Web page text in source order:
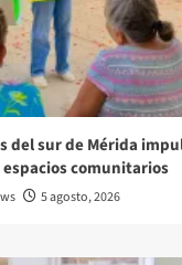
del sur de Mérida
comunitarios
5 agosto, 2026